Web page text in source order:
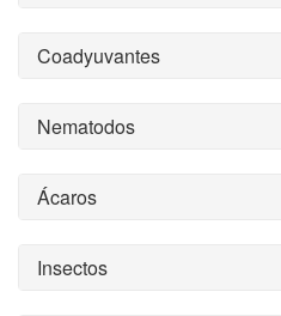
Coadyuvantes
Nematodos
Ácaros
Insectos